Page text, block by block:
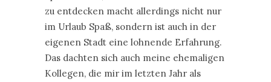
zu entdecken macht allerdings nicht nur
im Urlaub Spaß, sondern ist auch in der
eigenen Stadt eine lohnende Erfahrung.
Das dachten sich auch meine ehemaligen
Kollegen, die mir im letzten Jahr als